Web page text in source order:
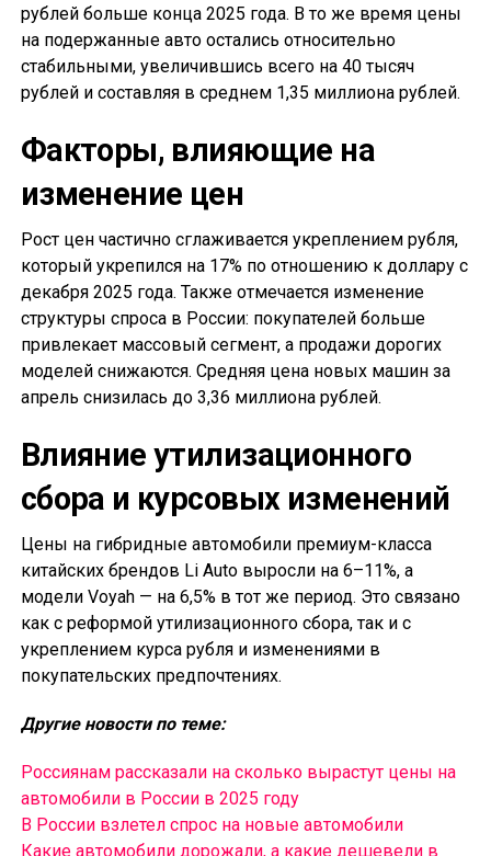
рублей больше конца 2025 года. В то же время цены
на подержанные авто остались относительно
стабильными, увеличившись всего на 40 тысяч
рублей и составляя в среднем 1,35 миллиона рублей.
Факторы, влияющие на
изменение цен
Рост цен частично сглаживается укреплением рубля,
который укрепился на 17% по отношению к доллару с
декабря 2025 года. Также отмечается изменение
структуры спроса в России: покупателей больше
привлекает массовый сегмент, а продажи дорогих
моделей снижаются. Средняя цена новых машин за
апрель снизилась до 3,36 миллиона рублей.
Влияние утилизационного
сбора и курсовых изменений
Цены на гибридные автомобили премиум-класса
китайских брендов Li Auto выросли на 6–11%, а
модели Voyah — на 6,5% в тот же период. Это связано
как с реформой утилизационного сбора, так и с
укреплением курса рубля и изменениями в
покупательских предпочтениях.
Другие новости по теме:
Россиянам рассказали на сколько вырастут цены на
автомобили в России в 2025 году
В России взлетел спрос на новые автомобили
Какие автомобили дорожали, а какие дешевели в